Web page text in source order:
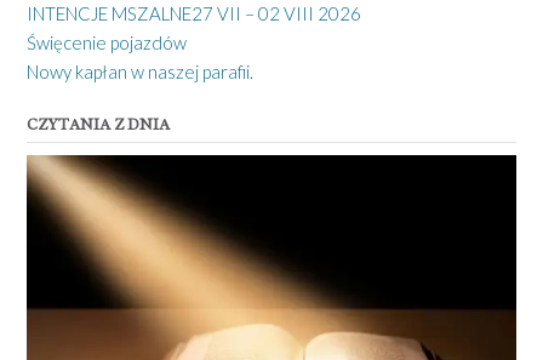
INTENCJE MSZALNE27 VII – 02 VIII 2026
Święcenie pojazdów
Nowy kapłan w naszej parafii.
CZYTANIA Z DNIA